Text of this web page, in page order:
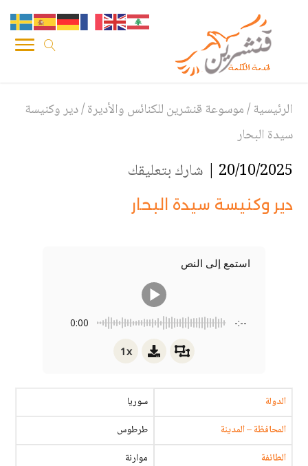
الرئيسية/موسوعة قنشرين للكنائس والأديرة/دير وكنيسة
سيدة البحار
20/10/2025 | شارك بتعليقك
دير وكنيسة سيدة البحار
استمع إلى النص
0:00 -:--
1x
الدولة
سوريا
المحافظة – المدينة
طرطوس
الطائفة
موارنة